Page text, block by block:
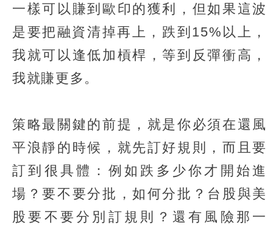
一樣可以賺到歐印的獲利，但如果這波
是要把融資清掉再上，跌到15%以上，
我就可以逢低加槓桿，等到反彈衝高，
我就賺更多。
策略最關鍵的前提，就是你必須在還風
平浪靜的時候，就先訂好規則，而且要
訂到很具體：例如跌多少你才開始進
場？要不要分批，如何分批？台股與美
股要不要分別訂規則？還有風險那一